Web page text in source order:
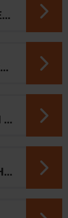
COPPA DEL MONDO: INDERST 45° VINCONO AEBERSOLD E SVENSK
WORLD CUP: SEBA INDERST ACCEDE ALLA FINALE A
LA MEDAGLIA DI MARIANI E QUEL RICORDO CHE NON SVANISCE.
TRAIL-O: L'EUROPEO SI CHIUDE CON L'ARGENTO JUNIOR, IL 4° PARALIMPICO E 5° OPEN